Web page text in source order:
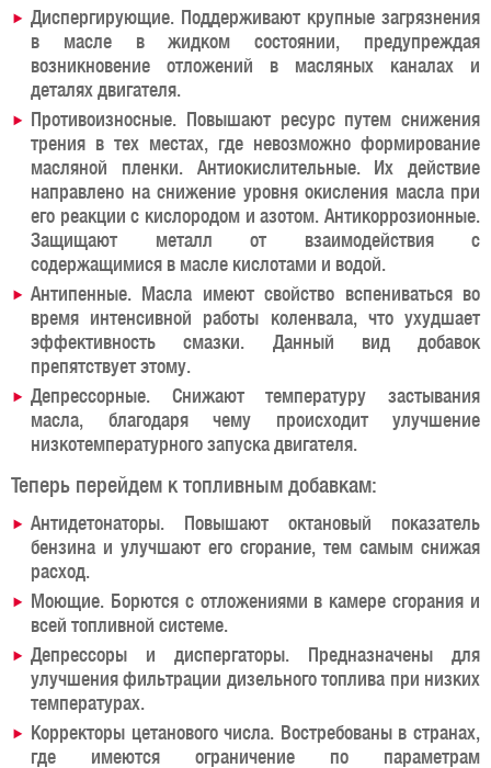
Диспергирующие. Поддерживают крупные загрязнения
в масле в жидком состоянии, предупреждая
возникновение отложений в масляных каналах и
деталях двигателя.
Противоизносные. Повышают ресурс путем снижения
трения в тех местах, где невозможно формирование
масляной пленки. Антиокислительные. Их действие
направлено на снижение уровня окисления масла при
его реакции с кислородом и азотом. Антикоррозионные.
Защищают металл от взаимодействия с
содержащимися в масле кислотами и водой.
Антипенные. Масла имеют свойство вспениваться во
время интенсивной работы коленвала, что ухудшает
эффективность смазки. Данный вид добавок
препятствует этому.
Депрессорные. Снижают температуру застывания
масла, благодаря чему происходит улучшение
низкотемпературного запуска двигателя.
Теперь перейдем к топливным добавкам:
Антидетонаторы. Повышают октановый показатель
бензина и улучшают его сгорание, тем самым снижая
расход.
Моющие. Борются с отложениями в камере сгорания и
всей топливной системе.
Депрессоры и диспергаторы. Предназначены для
улучшения фильтрации дизельного топлива при низких
температурах.
Корректоры цетанового числа. Востребованы в странах,
где имеются ограничение по параметрам